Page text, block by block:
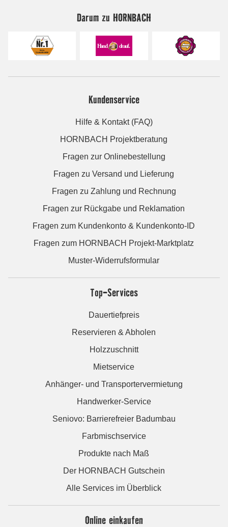
Darum zu HORNBACH
Kundenservice
Hilfe & Kontakt (FAQ)
HORNBACH Projektberatung
Fragen zur Onlinebestellung
Fragen zu Versand und Lieferung
Fragen zu Zahlung und Rechnung
Fragen zur Rückgabe und Reklamation
Fragen zum Kundenkonto & Kundenkonto-ID
Fragen zum HORNBACH Projekt-Marktplatz
Muster-Widerrufsformular
Top-Services
Dauertiefpreis
Reservieren & Abholen
Holzzuschnitt
Mietservice
Anhänger- und Transportervermietung
Handwerker-Service
Seniovo: Barrierefreier Badumbau
Farbmischservice
Produkte nach Maß
Der HORNBACH Gutschein
Alle Services im Überblick
Online einkaufen